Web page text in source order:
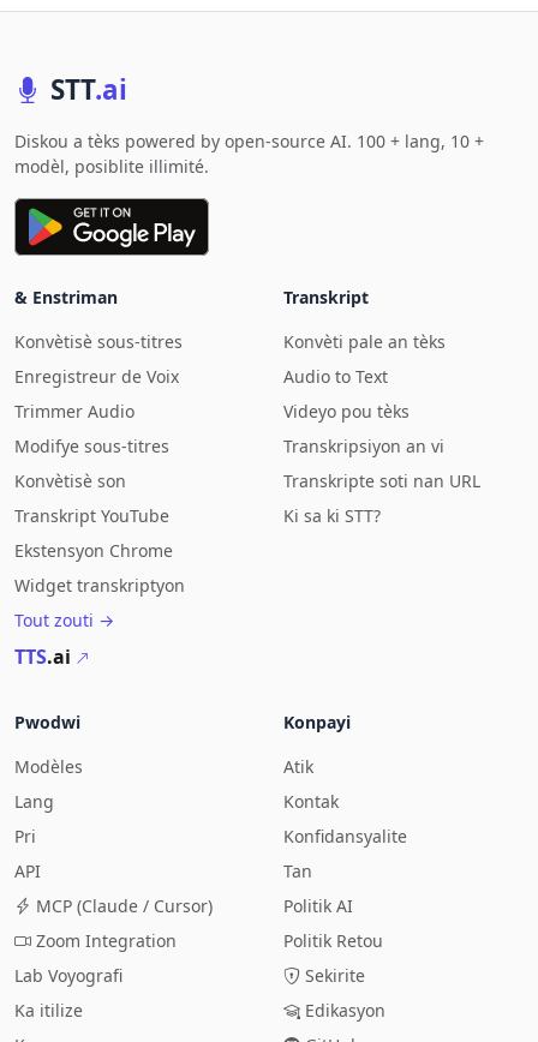
STT.ai
Diskou a tèks powered by open-source AI. 100 + lang, 10 +
modèl, posiblite illimité.
& Enstriman
Konvètisè sous-titres
Enregistreur de Voix
Trimmer Audio
Modifye sous-titres
Konvètisè son
Transkript YouTube
Ekstensyon Chrome
Widget transkriptyon
Tout zouti →
TTS.ai
Transkript
Konvèti pale an tèks
Audio to Text
Videyo pou tèks
Transkripsiyon an vi
Transkripte soti nan URL
Ki sa ki STT?
Pwodwi
Modèles
Lang
Pri
API
MCP (Claude / Cursor)
Zoom Integration
Lab Voyografi
Ka itilize
Konpayi
Atik
Kontak
Konfidansyalite
Tan
Politik AI
Politik Retou
Sekirite
Edikasyon